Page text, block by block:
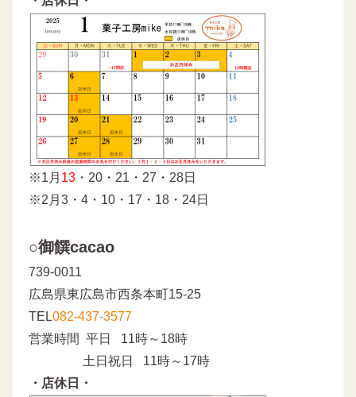
※1月 13 ・20・21・27・28日
※2月3・4・10・17・18・24日
○御饌cacao
739-0011
広島県東広島市西条本町15-25
TEL082-437-3577
営業時間 平日 11時～18時
土日祝日 11時～17時
・店休日・